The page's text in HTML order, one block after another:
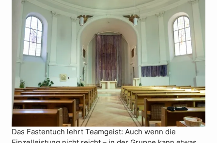
Das Fastentuch lehrt Teamgeist: Auch wenn die